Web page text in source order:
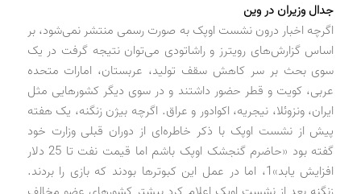
جدال وزیران در وین
اگرچه اخبار درون نشست اوپک به صورت رسمی منتشر نمی‌شود، بر
اساس گزارش‌های رویترز و راشاتودی می‌توان نتیجه گرفت در یک
سوی بحث بر سر کاهش سقف تولید، عربستان، امارات متحده
عربی، کویت و قطر حضور داشتند و در سوی دیگر کشورهایی مثل
ایران، ونزوئلا، نیجریه، اکوادور و عراق. اگرچه بیژن زنگنه، یک هفته
پیش از نشست اوپک با ذکر خاطره‌ای از دوران قبلی وزارت خود
گفته بود «حاضرم گنجشک اوپک باشم اما قیمت نفت تا 25 دلار
افزایش یابد»1، اما در عمل این کبوترها بودند که بازی را بردند.